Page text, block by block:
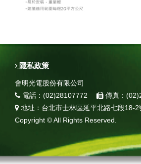
隱私政策
會明光電股份有限公司
電話：(02)28107772
傳真：
地址：台北市士林區延平北路七段18-2
Copyright © All Rights Reserved.